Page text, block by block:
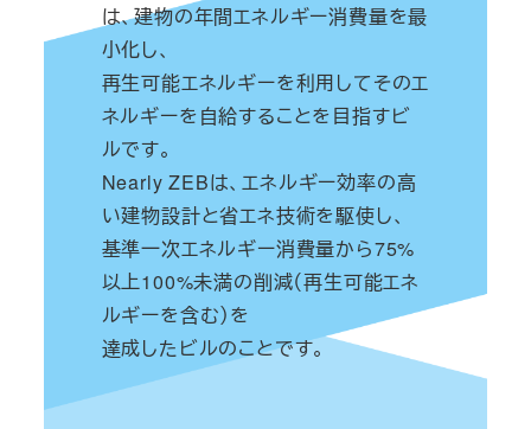
は、建物の年間エネルギー消費量を最
小化し、
再生可能エネルギーを利用してそのエ
ネルギーを自給することを目指すビ
ルです。
Nearly ZEBは、エネルギー効率の高
い建物設計と省エネ技術を駆使し、
基準一次エネルギー消費量から75%
以上100%未満の削減（再生可能エネ
ルギーを含む）を
達成したビルのことです。